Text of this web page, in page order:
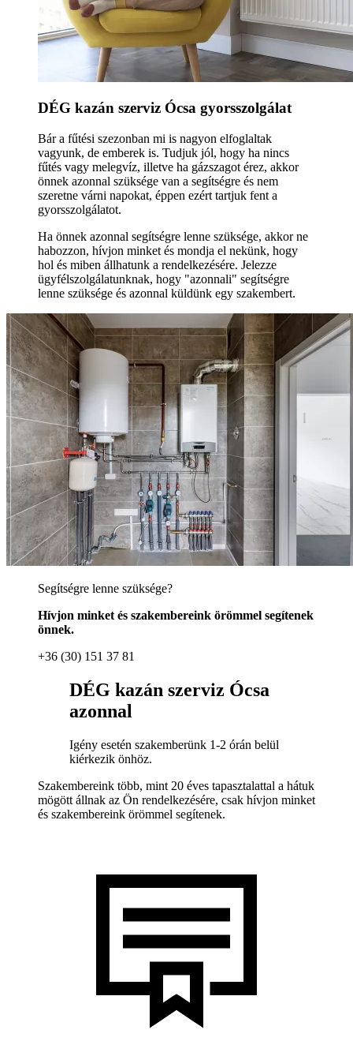
DÉG kazán szerviz Ócsa gyorsszolgálat
Bár a fűtési szezonban mi is nagyon elfoglaltak
vagyunk, de emberek is. Tudjuk jól, hogy ha nincs
fűtés vagy melegvíz, illetve ha gázszagot érez, akkor
önnek azonnal szüksége van a segítségre és nem
szeretne várni napokat, éppen ezért tartjuk fent a
gyorsszolgálatot.
Ha önnek azonnal segítségre lenne szüksége, akkor ne
habozzon, hívjon minket és mondja el nekünk, hogy
hol és miben állhatunk a rendelkezésére. Jelezze
ügyfélszolgálatunknak, hogy "azonnali" segítségre
lenne szüksége és azonnal küldünk egy szakembert.
Segítségre lenne szüksége?
Hívjon minket és szakembereink örömmel segítenek
önnek.
+36 (30) 151 37 81
DÉG kazán szerviz Ócsa
azonnal
Igény esetén szakemberünk 1-2 órán belül
kiérkezik önhöz.
Szakembereink több, mint 20 éves tapasztalattal a hátuk
mögött állnak az Ön rendelkezésére, csak hívjon minket
és szakembereink örömmel segítenek.